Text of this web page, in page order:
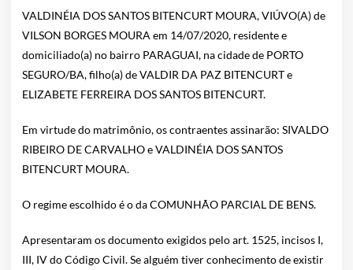
VALDINÉIA DOS SANTOS BITENCURT MOURA, VIÚVO(A) de
VILSON BORGES MOURA em 14/07/2020, residente e
domiciliado(a) no bairro PARAGUAI, na cidade de PORTO
SEGURO/BA, filho(a) de VALDIR DA PAZ BITENCURT e
ELIZABETE FERREIRA DOS SANTOS BITENCURT.
Em virtude do matrimônio, os contraentes assinarão: SIVALDO
RIBEIRO DE CARVALHO e VALDINÉIA DOS SANTOS
BITENCURT MOURA.
O regime escolhido é o da COMUNHÃO PARCIAL DE BENS.
Apresentaram os documento exigidos pelo art. 1525, incisos I,
III, IV do Código Civil. Se alguém tiver conhecimento de existir